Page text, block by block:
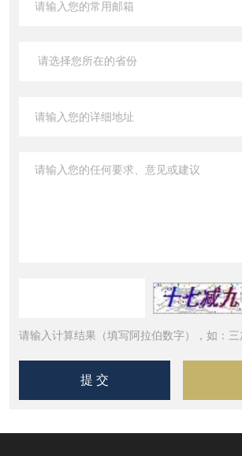
请输入计算结果（填写阿拉伯数字），如：三